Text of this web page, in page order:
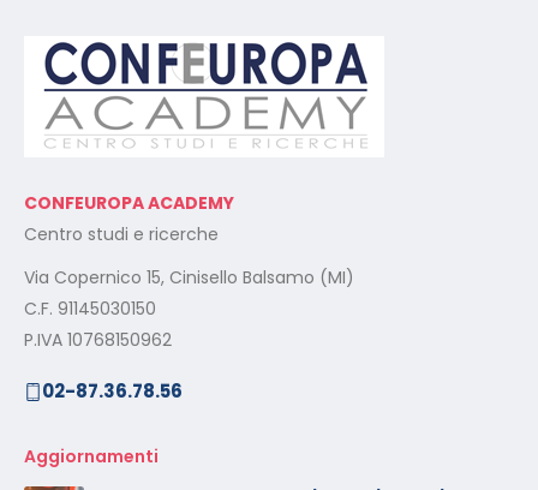
CONFEUROPA ACADEMY
Centro studi e ricerche
Via Copernico 15, Cinisello Balsamo (MI)
C.F. 91145030150
P.IVA 10768150962
02-87.36.78.56
Aggiornamenti